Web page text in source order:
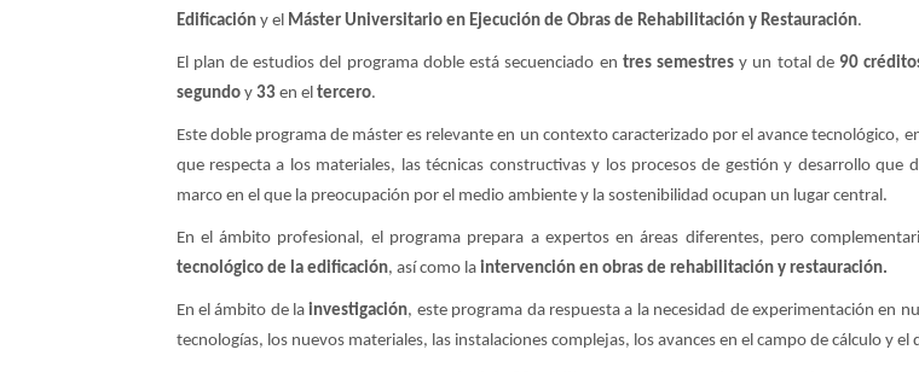
Edificacióny el Máster Universitario en Ejecución de Obras de Rehabilitación y Restauración.
El plan de estudios del programa doble está secuenciado en tres semestres y un total de 90
segundoy 33 en el tercero.
Este doble programa de máster es relevante en un contexto caracterizado por el avance tecnológico,
que respecta a los materiales, las técnicas constructivas y los procesos de gestión y desarrollo
marco en el que la preocupación por el medio ambiente y la sostenibilidad ocupan un lugar central.
En el ámbito profesional, el programa prepara a expertos en áreas diferentes, pero
tecnológico de la edificación, así como la intervención en obras de rehabilitación y restauración.
En el ámbito de la investigación, este programa da respuesta a la necesidad de experimentación en
tecnologías, los nuevos materiales, las instalaciones complejas, los avances en el campo de cálculo y